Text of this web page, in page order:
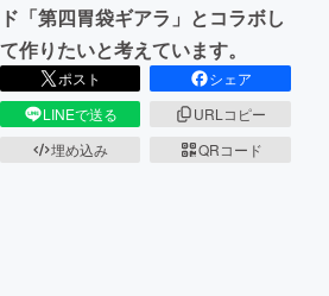
ド「第四胃袋ギアラ」とコラボし
て作りたいと考えています。
ポスト
シェア
LINEで送る
URLコピー
埋め込み
QRコード